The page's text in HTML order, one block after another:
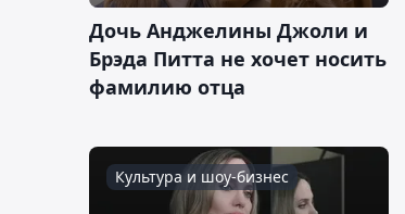
Дочь Анджелины Джоли и
Брэда Питта не хочет носить
фамилию отца
Культура и шоу-бизнес